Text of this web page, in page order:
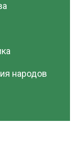
народов